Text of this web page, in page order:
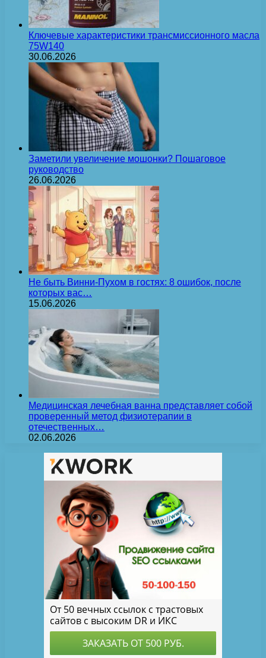
Ключевые характеристики трансмиссионного масла
75W140
30.06.2026
Заметили увеличение мошонки? Пошаговое
руководство
26.06.2026
Не быть Винни-Пухом в гостях: 8 ошибок, после
которых вас…
15.06.2026
Медицинская лечебная ванна представляет собой
проверенный метод физиотерапии в
отечественных…
02.06.2026